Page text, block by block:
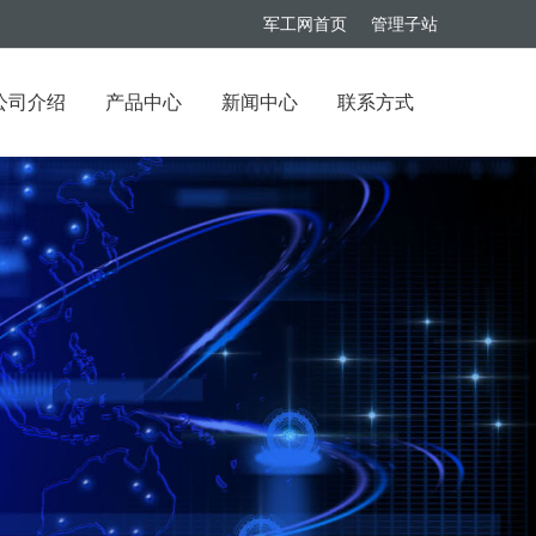
军工网首页 管理子站
司介绍 产品中心 新闻中心 联系方式